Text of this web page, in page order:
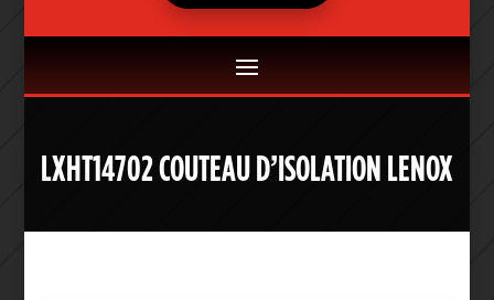
LXHT14702 COUTEAU D’ISOLATION LENOX